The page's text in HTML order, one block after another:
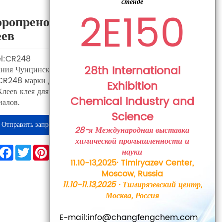
Каучук Для Пвх-
Чунцинская химическая компания Чанфэн. поставляет
марки для изготовления Хлоропреновый Каучук Для
клея для ПВХ, ПУ, ЭВА и других синтетических
Отправить запрос
Facebook
TwitterPinterest
2E150
28th International
Exhibition
Chemical Industry and
Science
28-я Международная выставка
химической промышленности и
науки
11.10-13,2025· Timiryazev Center,
Moscow, Russia
11.10-11.13,2025 · Тимирязевский центр,
Москва, Россия
E-mail:info@changfengchem.com